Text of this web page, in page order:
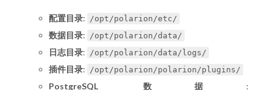
配置目录: /opt/polarion/etc/
数据目录: /opt/polarion/data/
日志目录: /opt/polarion/data/logs/
插件目录: /opt/polarion/polarion/plugins/
PostgreSQL 数据 :